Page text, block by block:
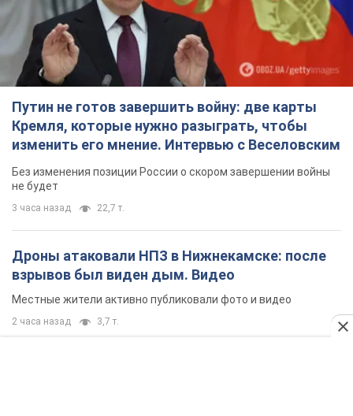
Путин не готов завершить войну: две карты
Кремля, которые нужно разыграть, чтобы
изменить его мнение. Интервью с Веселовским
Без изменения позиции России о скором завершении войны
не будет
3 часа назад 22,7 т.
Дроны атаковали НПЗ в Нижнекамске: после
взрывов был виден дым. Видео
Местные жители активно публиковали фото и видео
2 часа назад 3,7 т.